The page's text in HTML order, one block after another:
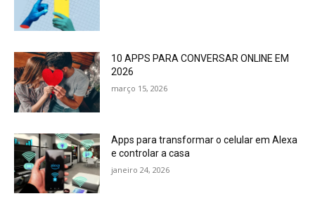
10 APPS PARA CONVERSAR ONLINE EM
2026
março 15, 2026
Apps para transformar o celular em Alexa
e controlar a casa
janeiro 24, 2026